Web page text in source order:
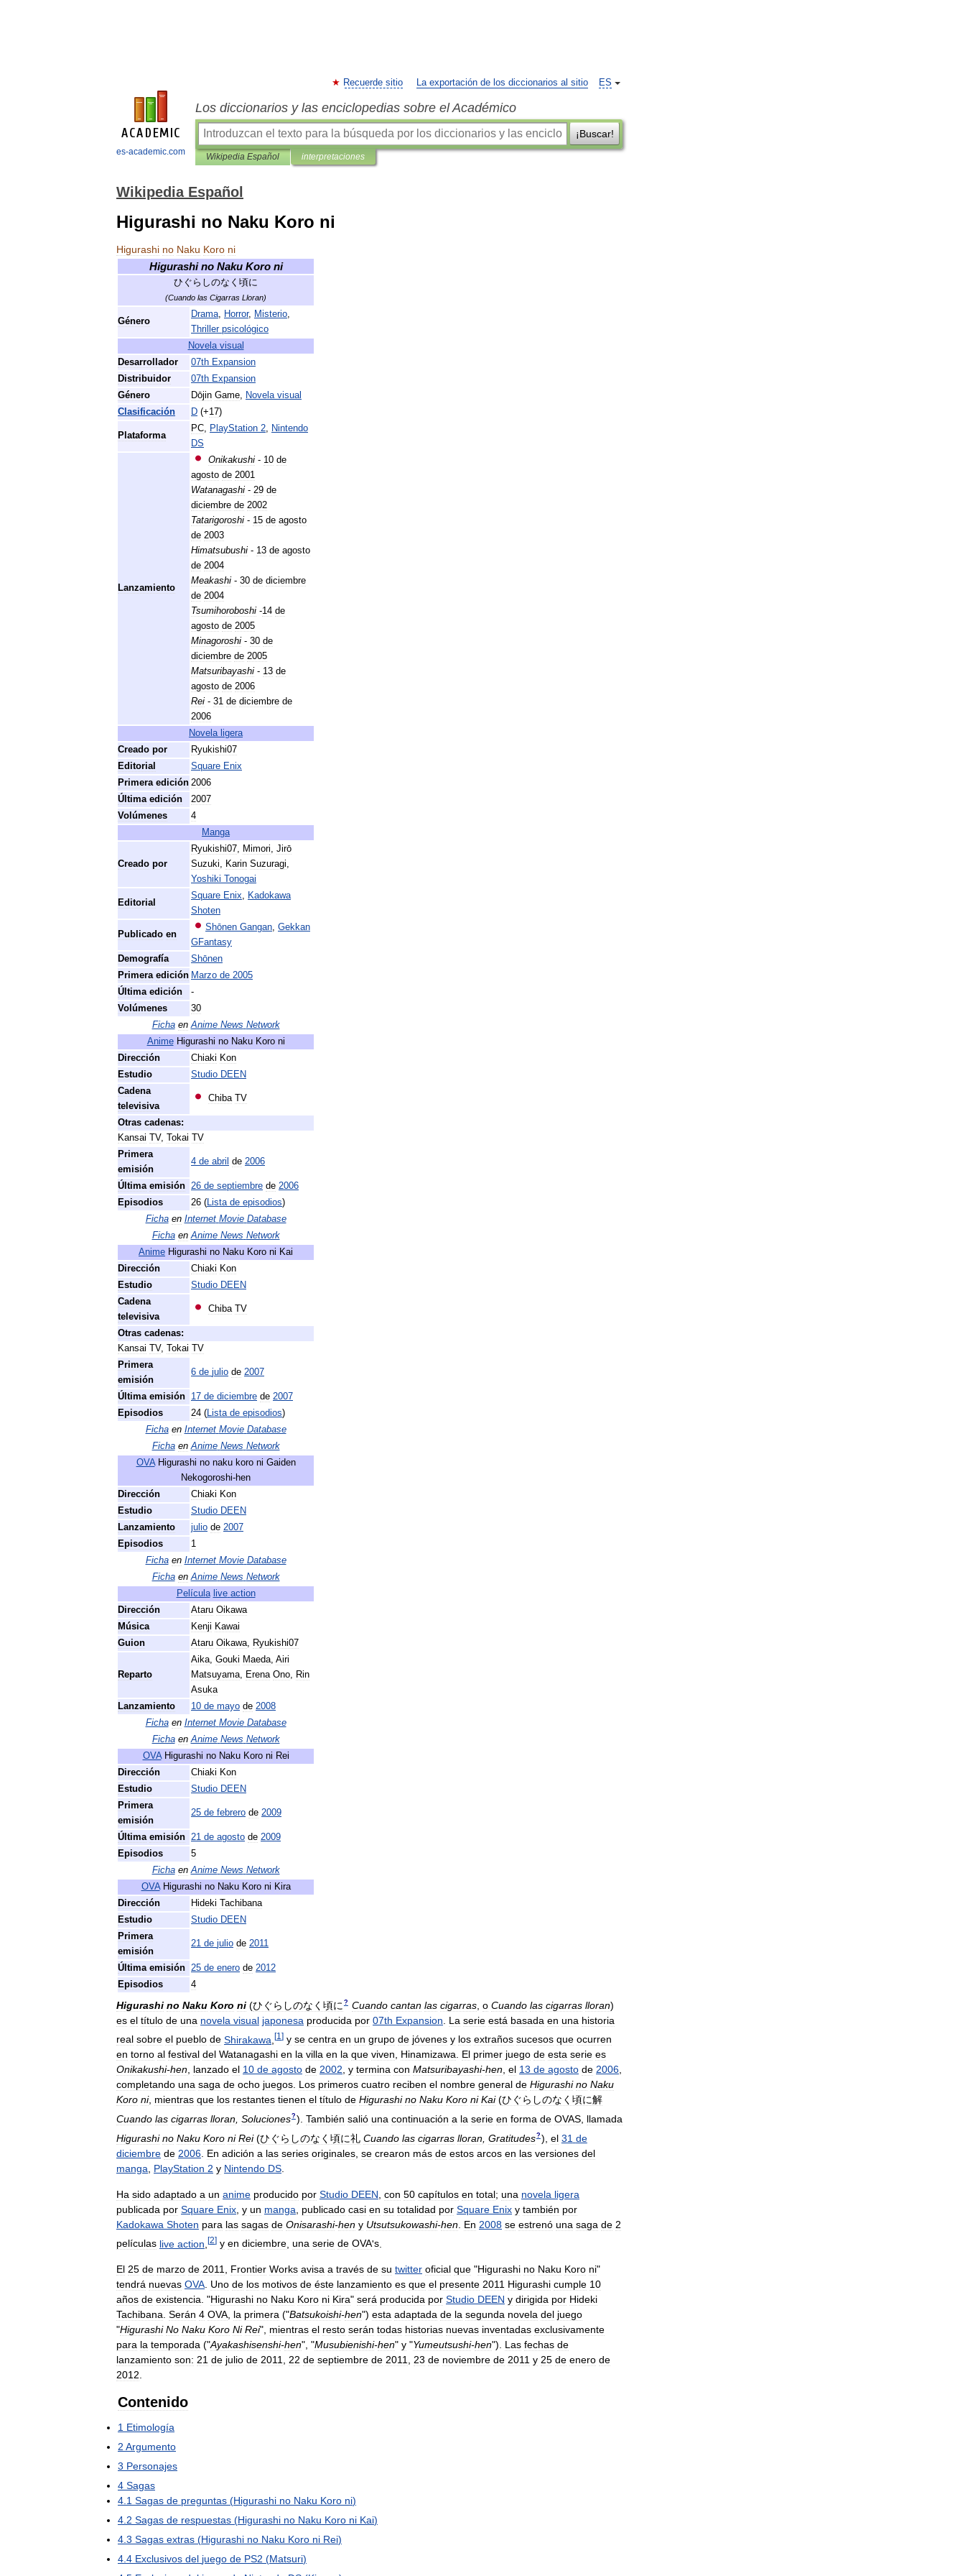
es-academic.com
ES
Recuerde sitio La exportación de los diccionarios al sitio
Los diccionarios y las enciclopedias sobre el Académico
¡Buscar!
Wikipedia Español interpretaciones
Wikipedia Español
Higurashi no Naku Koro ni
Higurashi no Naku Koro ni
Higurashi no Naku Koro ni
ひぐらしのなく頃に
(Cuando las Cigarras Lloran)
Género
Drama, Horror, Misterio,
Thriller psicológico
Novela visual
Desarrollador
07th Expansion
Distribuidor
07th Expansion
Género
Dōjin Game, Novela visual
Clasificación
D (+17)
Plataforma
PC, PlayStation 2, Nintendo
DS
Lanzamiento
Onikakushi - 10 de
agosto de 2001
Watanagashi - 29 de
diciembre de 2002
Tatarigoroshi - 15 de agosto
de 2003
Himatsubushi - 13 de agosto
de 2004
Meakashi - 30 de diciembre
de 2004
Tsumihoroboshi -14 de
agosto de 2005
Minagoroshi - 30 de
diciembre de 2005
Matsuribayashi - 13 de
agosto de 2006
Rei - 31 de diciembre de
2006
Novela ligera
Creado por
Ryukishi07
Editorial
Square Enix
Primera edición 2006
Última edición
2007
Volúmenes
4
Manga
Creado por
Ryukishi07, Mimori, Jirō
Suzuki, Karin Suzuragi,
Yoshiki
Tonogai
Editorial
Square Enix, Kadokawa
Shoten
Publicado en
Shōnen Gangan, Gekkan
GFantasy
Demografía
Shōnen
Primera edición Marzo de 2005
Última edición
-
Volúmenes
30
Ficha en Anime News Network
Anime Higurashi no Naku Koro ni
Dirección
Chiaki Kon
Estudio
Studio DEEN
Cadena
televisiva
Chiba TV
Otras cadenas:
Kansai
TV, Tokai
TV
Primera
emisión
4 de abril de 2006
Última emisión 26 de septiembre de 2006
Episodios
26 (Lista de episodios)
Ficha en Internet Movie Database
Ficha en Anime News Network
Anime Higurashi no Naku Koro ni Kai
Dirección
Chiaki Kon
Estudio
Studio DEEN
Cadena
televisiva
Chiba TV
Otras cadenas:
Kansai
TV, Tokai
TV
Primera
emisión
6 de julio de 2007
Última emisión 17 de diciembre de 2007
Episodios
24 (Lista de episodios)
Ficha en Internet Movie Database
Ficha en Anime News Network
OVA Higurashi no naku koro ni Gaiden
Nekogoroshi-hen
Dirección
Chiaki Kon
Estudio
Studio DEEN
Lanzamiento
julio de 2007
Episodios
1
Ficha en Internet Movie Database
Ficha en Anime News Network
Película live action
Dirección
Ataru Oikawa
Música
Kenji Kawai
Guion
Ataru Oikawa, Ryukishi07
Reparto
Aika, Gouki Maeda, Airi
Matsuyama, Erena Ono, Rin
Asuka
Lanzamiento
10 de mayo de 2008
Ficha en Internet Movie Database
Ficha en Anime News Network
OVA Higurashi no Naku Koro ni Rei
Dirección
Chiaki Kon
Estudio
Studio DEEN
Primera
emisión
25 de febrero de 2009
Última emisión 21 de agosto de 2009
Episodios
5
Ficha en Anime News Network
OVA Higurashi no Naku Koro ni Kira
Dirección
Hideki
Tachibana
Estudio
Studio DEEN
Primera
emisión
21 de julio de 2011
Última emisión 25 de enero de 2012
Episodios
4
Higurashi no Naku Koro ni (ひぐらしのなく頃に ? Cuando cantan las cigarras, o Cuando las cigarras lloran)
es el título de una novela visual japonesa producida por 07th Expansion La serie está basada en una historia
real sobre el pueblo de Shirakawa [1 ] y se centra en un grupo de jóvenes y los extraños sucesos que ocurren
en torno al festival del Watanagashi en la villa en la que viven, Hinamizawa. El primer juego de esta serie es
Onikakushi-hen, lanzado el 10 de agosto de 2002, y termina con Matsuribayashi-hen, el 13 de agosto de 2006,
completando una saga de ocho juegos. Los primeros cuatro reciben el nombre general de Higurashi no Naku
Koro ni, mientras que los restantes tienen el título de Higurashi no Naku Koro ni Kai (ひぐらしのなく頃に解
Cuando las cigarras lloran Soluciones? ) También salió una continuación a la serie en forma de OVAS, llamada
Higurashi no Naku Koro ni Rei (ひぐらしのなく頃に礼 Cuando las cigarras lloran Gratitudes? ) el 31 de
diciembre de 2006 En adición a las series originales se crearon más de estos arcos en las versiones del
manga
PlayStation 2 y Nintendo DS
Ha sido adaptado a un anime producido por Studio DEEN con 50 capítulos en total; una novela ligera
publicada por Square Enix y un manga publicado casi en su totalidad por Square Enix y también por
Kadokawa Shoten para las sagas de Onisarashi-hen y Utsutsukowashi-hen En 2008 se estrenó una saga de 2
películas live action [2] y en diciembre una serie de OVA's
El 25 de marzo de 2011, Frontier Works avisa a través de su twitter oficial que "Higurashi no Naku Koro ni"
tendrá nuevas OVA. Uno de los motivos de éste lanzamiento es que el presente 2011 Higurashi cumple 10
años de existencia. "Higurashi no Naku Koro ni Kira" será producida por Studio DEEN y dirigida por Hideki
Tachibana. Serán 4 OVA, la primera ("Batsukoishi-hen") esta adaptada de la segunda novela del juego
"Higurashi No Naku Koro Ni Rei", mientras el resto serán todas historias nuevas inventadas exclusivamente
para la temporada ("Ayakashisenshi-hen", "Musubienishi-hen" y "Yumeutsushi-hen"). Las fechas de
lanzamiento son: 21 de julio de 2011, 22 de septiembre de 2011, 23 de noviembre de 2011 y 25 de enero de
2012.
Contenido
1 Etimología
2 Argumento
3 Personajes
4 Sagas
4.1 Sagas de preguntas (Higurashi no Naku Koro ni)
4.2 Sagas de respuestas (Higurashi no Naku Koro ni Kai)
4.3 Sagas extras (Higurashi no Naku Koro ni Rei)
4.4 Exclusivos del juego de PS2 (Matsuri)